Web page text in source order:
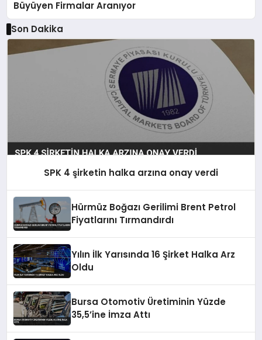
Büyüyen Firmalar Aranıyor
Son Dakika
SPK 4 şirketin halka arzına onay verdi
Hürmüz Boğazı Gerilimi Brent Petrol
Fiyatlarını Tırmandırdı
Yılın İlk Yarısında 16 Şirket Halka Arz
Oldu
Bursa Otomotiv Üretiminin Yüzde
35,5’ine İmza Attı